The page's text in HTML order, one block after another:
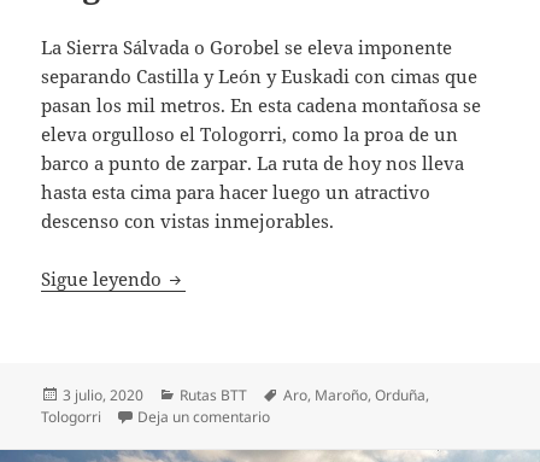
La Sierra Sálvada o Gorobel se eleva imponente
separando Castilla y León y Euskadi con cimas que
pasan los mil metros. En esta cadena montañosa se
eleva orgulloso el Tologorri, como la proa de un
barco a punto de zarpar. La ruta de hoy nos lleva
hasta esta cima para hacer luego un atractivo
descenso con vistas inmejorables.
Sigue leyendo BTT Tologorri desde Maroño y la
Publicado
el
3 julio, 2020 Categorías
Rutas BTT Etiquetas
Aro, Maroño,Orduña,
Tologorri
Deja un comentarioen BTT Tologorri desde Maroño y la